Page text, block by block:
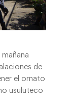
de
el ornato
usuluteco